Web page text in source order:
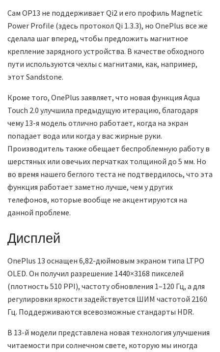
Сам OP13 не поддерживает Qi2 и его профиль Magnetic
Power Profile (здесь протокол Qi 1.3.3), но OnePlus все же
сделала шаг вперед, чтобы предложить магнитное
крепление зарядного устройства. В качестве обходного
пути используются чехлы с магнитами, как, например,
этот Sandstone.
Кроме того, OnePlus заявляет, что новая функция Aqua
Touch 2.0 улучшила предыдущую итерацию, благодаря
чему 13-я модель отлично работает, когда на экран
попадает вода или когда у вас жирные руки.
Производитель также обещает беспроблемную работу в
шерстяных или овечьих перчатках толщиной до 5 мм. Но
во время нашего беглого теста не подтвердилось, что эта
функция работает заметно лучше, чем у других
телефонов, которые вообще не акцентируются на
данной проблеме.
Дисплей
OnePlus 13 оснащен 6,82-дюймовым экраном типа LTPO
OLED. Он получил разрешение 1440×3168 пикселей
(плотность 510 PPI), частоту обновления 1–120 Гц, а для
регулировки яркости задействуется ШИМ частотой 2160
Гц. Поддерживаются всевозможные стандарты HDR.
В 13-й модели представлена новая технология улучшения
читаемости при солнечном свете, которую мы иногда